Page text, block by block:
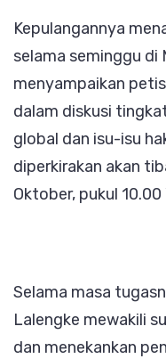
Kepulangannya
selama seminggu di
menyampaikan
dalam diskusi
global dan isu-isu
diperkirakan akan
Oktober, pukul 10.00
Selama masa
Lalengke mewakili
dan menekankan